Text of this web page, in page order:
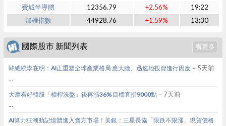
費城半導體
12356.79 +2.56%
19:22
加權指數
44928.76 +1.59% 13:30
國際股市 新聞列表
韓總統李在明：AI正重塑全球產業格局 應大膽、迅速地投資進行因應－5天前
...
大摩看好韓股「槓桿洗盤」後再漲36% 目標直指9000點－7天前
...
AI算力狂潮助記憶體進入賣方市場！美銀：三星長協「限跌不限漲」現貨價格